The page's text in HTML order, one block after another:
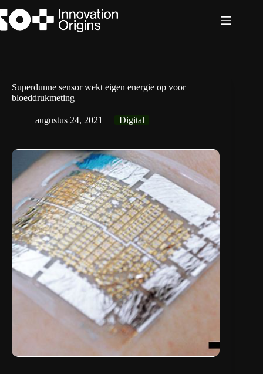
naar
de
Superdunne sensor wekt eigen energie op voor
bloeddrukmeting
augustus 24, 2021 Digital